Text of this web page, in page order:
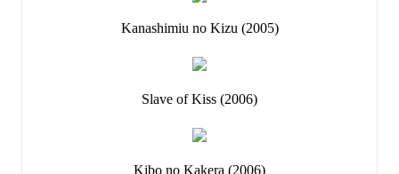
Kanashimiu no Kizu (2005)
Slave of Kiss (2006)
Kibo no Kakera (2006)